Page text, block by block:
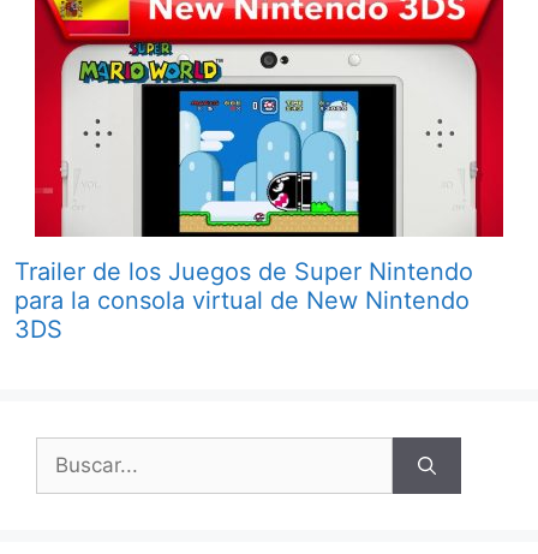
Trailer de los Juegos de Super Nintendo
para la consola virtual de New Nintendo
3DS
Buscar: